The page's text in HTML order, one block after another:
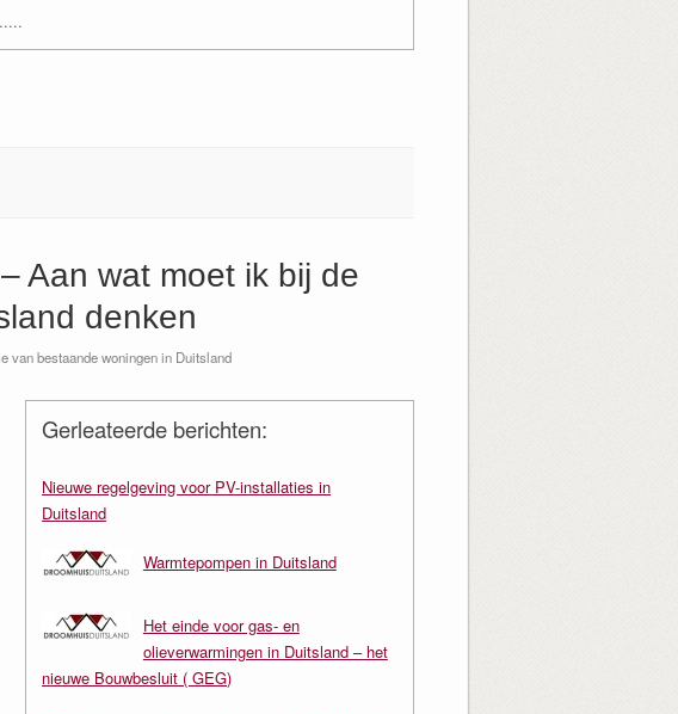
Aan wat moet ik bij de
denken
van bestaande woningen in Duitsland
Gerleateerde berichten:
Nieuwe regelgeving voor PV-installaties in
Duitsland
Warmtepompen in Duitsland
Het einde voor gas- en
olieverwarmingen in Duitsland – het
nieuwe Bouwbesluit ( GEG)